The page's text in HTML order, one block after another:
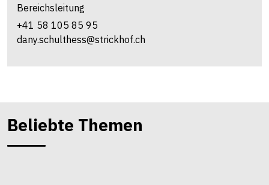
Bereichsleitung
+41 58 105 85 95
dany.schulthess@strickhof.ch
Beliebte Themen